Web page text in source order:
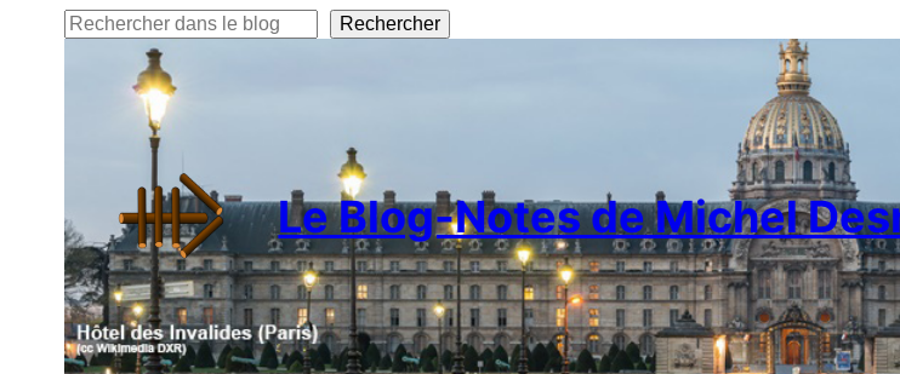
Rechercher Rechercher
Le Blog-Notes de Michel